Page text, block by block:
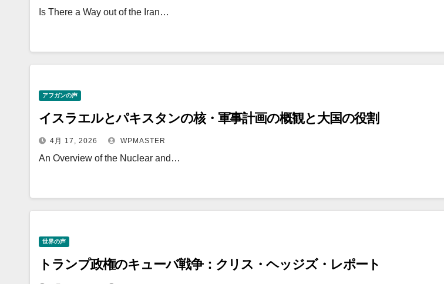
Is There a Way out of the Iran…
アフガンの声
イスラエルとパキスタンの核・軍事計画の概観と大国の役割
4月 17, 2026 WPMASTER
An Overview of the Nuclear and…
世界の声
トランプ政権のキューバ戦争：クリス・ヘッジズ・レポート